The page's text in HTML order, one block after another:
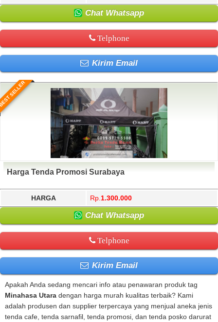
Chat Whatsapp
Telphone
Kirim Email
SELLER
Harga Tenda Promosi Surabaya
HARGA Rp. 1.300.000
Chat Whatsapp
Telphone
Kirim Email
Apakah Anda sedang mencari info atau penawaran produk tag
Minahasa Utara dengan harga murah kualitas terbaik? Kami
adalah produsen dan supplier terpercaya yang menjual aneka jenis
tenda cafe, tenda sarnafil, tenda promosi, dan tenda posko darurat